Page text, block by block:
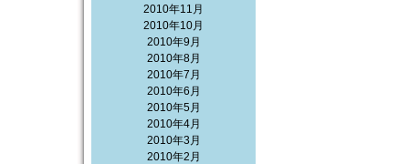
2010年11月
2010年10月
2010年9月
2010年8月
2010年7月
2010年6月
2010年5月
2010年4月
2010年3月
2010年2月